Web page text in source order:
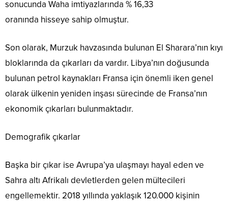
sonucunda Waha imtiyazlarında % 16,33
oranında hisseye sahip olmuştur.
Son olarak, Murzuk havzasında bulunan El Sharara’nın kıyı
bloklarında da çıkarları da vardır. Libya’nın doğusunda
bulunan petrol kaynakları Fransa için önemli iken genel
olarak ülkenin yeniden inşası sürecinde de Fransa’nın
ekonomik çıkarları bulunmaktadır.
Demografik çıkarlar
Başka bir çıkar ise Avrupa’ya ulaşmayı hayal eden ve
Sahra altı Afrikalı devletlerden gelen mültecileri
engellemektir. 2018 yıllında yaklaşık 120.000 kişinin